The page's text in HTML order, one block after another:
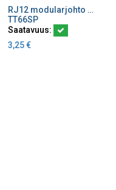
Lisää ostoskoriinRJ12 modularjohto 6 nap kierre musta
TT66SP
Saatavuus:
3,25€